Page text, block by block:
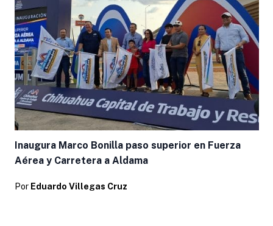
Inaugura Marco Bonilla paso superior en Fuerza
Aérea y Carretera a Aldama
Por Eduardo Villegas Cruz